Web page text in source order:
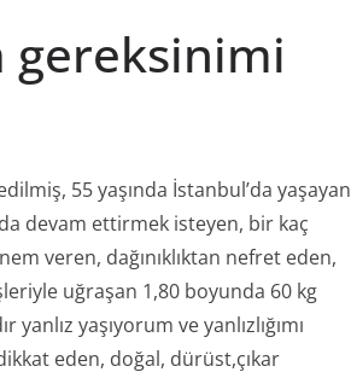
55 yaşında İstanbul’da yaşayan
devam ettirmek isteyen, bir kaç
veren, dağınıklıktan nefret eden,
uğraşan 1,80 boyunda 60 kg
yaşıyorum ve yanlızlığımı
eden, doğal, dürüst,çıkar